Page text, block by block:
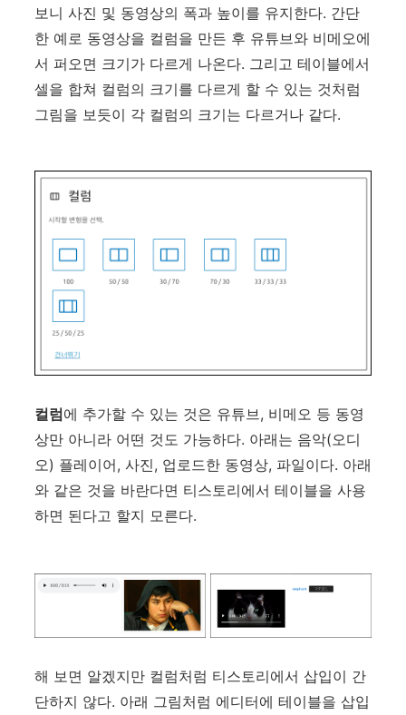
보니 사진 및 동영상의 폭과 높이를 유지한다. 간단
한 예로 동영상을 컬럼을 만든 후 유튜브와 비메오에
서 퍼오면 크기가 다르게 나온다. 그리고 테이블에서
셀을 합쳐 컬럼의 크기를 다르게 할 수 있는 것처럼
그림을 보듯이 각 컬럼의 크기는 다르거나 같다.
컬럼에 추가할 수 있는 것은 유튜브, 비메오 등 동영
상만 아니라 어떤 것도 가능하다. 아래는 음악(오디
오) 플레이어, 사진, 업로드한 동영상, 파일이다. 아래
와 같은 것을 바란다면 티스토리에서 테이블을 사용
하면 된다고 할지 모른다.
해 보면 알겠지만 컬럼처럼 티스토리에서 삽입이 간
단하지 않다. 아래 그림처럼 에디터에 테이블을 삽입